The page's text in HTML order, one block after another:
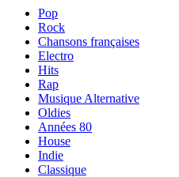
Pop
Rock
Chansons françaises
Electro
Hits
Rap
Musique Alternative
Oldies
Années 80
House
Indie
Classique